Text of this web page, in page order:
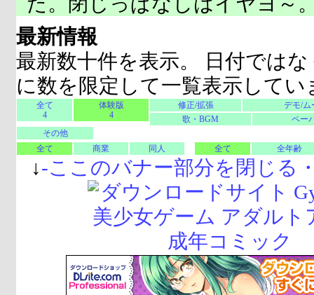
最新情報
最新数十件を表示。 日付では
に数を限定して一覧表示してい
全て
4
体験版
4
修正/拡張
デモ/ム
歌・BGM
ペー
その他
全て
商業 同人 全て 全年齢
↓-ここのバナー部分を閉じる